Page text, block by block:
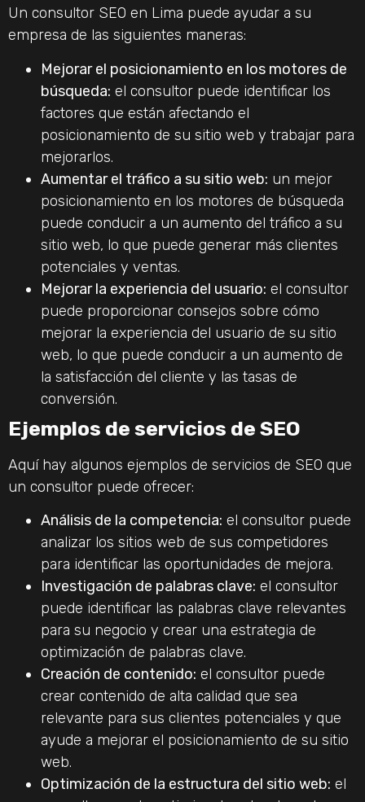
Un consultor SEO en Lima puede ayudar a su
empresa de las siguientes maneras:
Mejorar el posicionamiento en los motores de
búsqueda: el consultor puede identificar los
factores que están afectando el
posicionamiento de su sitio web y trabajar para
mejorarlos.
Aumentar el tráfico a su sitio web: un mejor
posicionamiento en los motores de búsqueda
puede conducir a un aumento del tráfico a su
sitio web, lo que puede generar más clientes
potenciales y ventas.
Mejorar la experiencia del usuario: el consultor
puede proporcionar consejos sobre cómo
mejorar la experiencia del usuario de su sitio
web, lo que puede conducir a un aumento de
la satisfacción del cliente y las tasas de
conversión.
Ejemplos de servicios de SEO
Aquí hay algunos ejemplos de servicios de SEO que
un consultor puede ofrecer:
Análisis de la competencia: el consultor puede
analizar los sitios web de sus competidores
para identificar las oportunidades de mejora.
Investigación de palabras clave: el consultor
puede identificar las palabras clave relevantes
para su negocio y crear una estrategia de
optimización de palabras clave.
Creación de contenido: el consultor puede
crear contenido de alta calidad que sea
relevante para sus clientes potenciales y que
ayude a mejorar el posicionamiento de su sitio
web.
Optimización de la estructura del sitio web: el